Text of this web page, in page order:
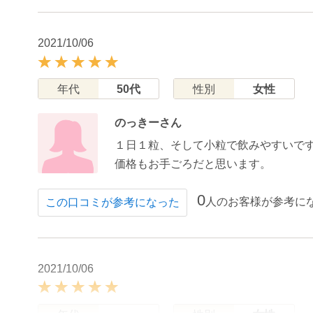
2021/10/06
年代 50代 性別 女性
のっきーさん
１日１粒、そして小粒で飲みやすいです
価格もお手ごろだと思います。
この口コミが参考になった 0人のお客様が参考に
2021/10/06